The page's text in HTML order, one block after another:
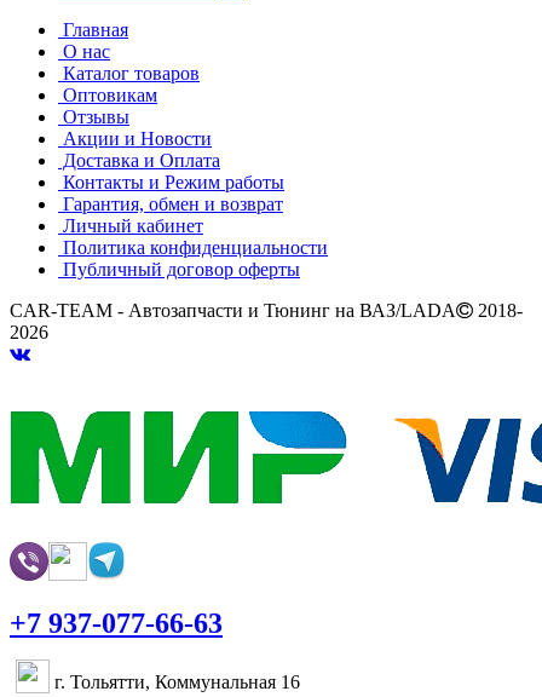
Главная
О нас
Каталог товаров
Оптовикам
Отзывы
Акции и Новости
Доставка и Оплата
Контакты и Режим работы
Гарантия, обмен и возврат
Личный кабинет
Политика конфиденциальности
Публичный договор оферты
CAR-TEAM - Автозапчасти и Тюнинг на ВАЗ/LADA
2018-
2026
+7 937-077-66-63
г. Тольятти, Коммунальная 16